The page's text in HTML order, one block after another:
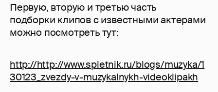
Первую, вторую и третью часть
подборки клипов с известными актерами
можно посмотреть тут:
http://http://www.spletnik.ru/blogs/muzyka/1
30123_zvezdy-v-muzykalnykh-videoklipakh